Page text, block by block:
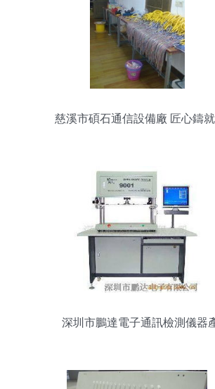
慈溪市碩石通信設備廠 匠心鑄
深圳市鵬達電子通訊檢測儀器